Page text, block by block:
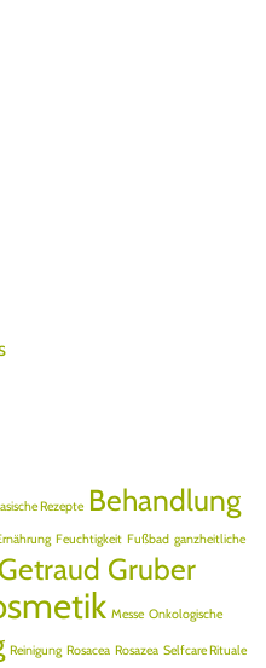
Rezepte Behandlung
Feuchtigkeit Fußbad ganzheitliche
Getraud Gruber
Messe Onkologische
Reinigung Rosacea Rosazea Selfcare Rituale